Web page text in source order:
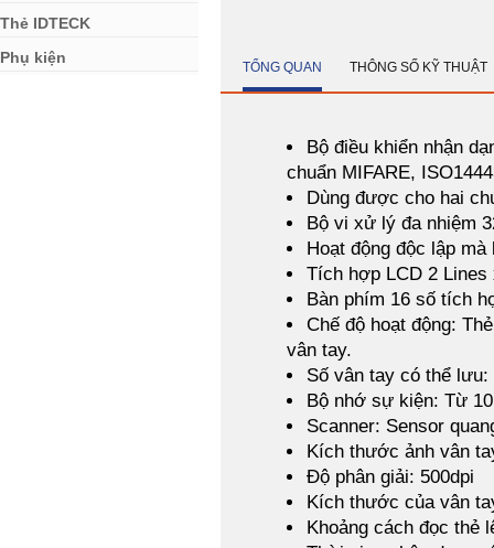
Thẻ IDTECK
Phụ kiện
TỔNG QUAN THÔNG SỐ KỸ THUẬT
Bộ điều khiển nhận
chuẩn MIFARE,
Dùng được cho hai
Bộ vi xử lý đa nhiệm
Hoạt động độc lập
Tích hợp LCD 2
Bàn phím 16 số tích
Chế độ hoạt động:
vân tay.
Số vân tay có thể lưu:
Bộ nhớ sự kiện: Từ
Scanner: Sensor
Kích thước ảnh vân
Độ phân giải: 500dpi
Kích thước của vân
Khoảng cách đọc thẻ